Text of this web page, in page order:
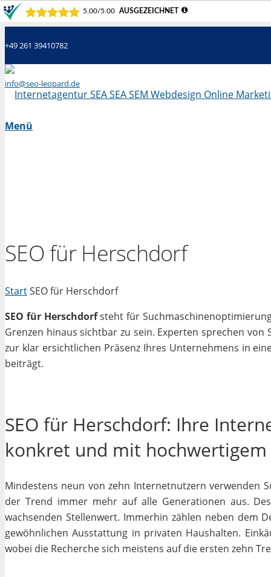
+49 261 39410782
info@seo-leopard.de
Menü
SEO für Herschdorf
StartSEO für Herschdorf
SEO für Herschdorfsteht für
Grenzen hinaus sichtbar zu sein. Experten sprechen von
zur klar ersichtlichen Präsenz Ihres Unternehmens in
beiträgt.
SEO für Herschdorf: Ihre
konkret und mit
Mindestens neun von zehn Internetnutzern verwenden
der Trend immer mehr auf alle Generationen aus.
wachsenden Stellenwert. Immerhin zählen neben dem
gewöhnlichen Ausstattung in privaten Haushalten.
wobei die Recherche sich meistens auf die ersten zehn